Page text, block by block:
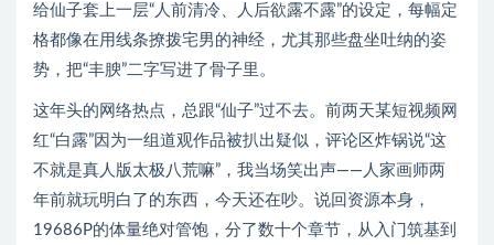
给仙子套上一层“人前清冷、人后欲露不露”的设定，每幅定
格都像在用线条撩拨宅男的神经，尤其那些盘坐吐纳的姿
势，把“丰腴”二字写进了骨子里。
这年头的网络热点，总跟“仙子”过不去。前两天某短视频网
红“白露”因为一组道观作品被扒出疑似，评论区炸锅说“这
不就是真人版太极八荒嘛”，我当场笑出声——人家画师两
年前就玩明白了的东西，今天还在吵。说回资源本身，
19686P的体量绝对管饱，分了数十个章节，从入门筑基到